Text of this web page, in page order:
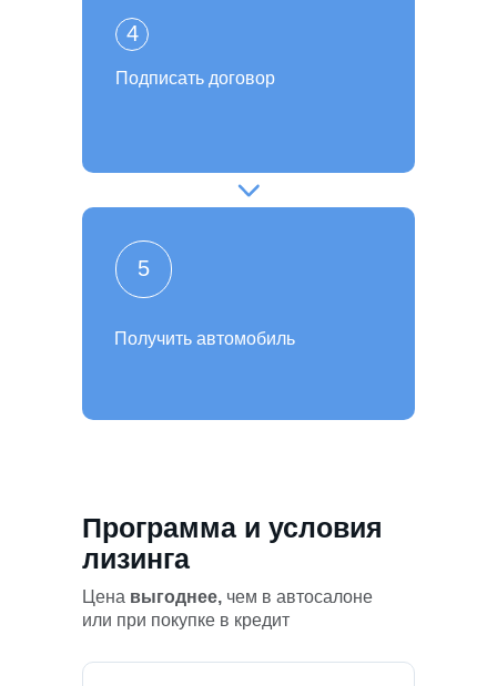
Получить автомобиль
5
Подписать договор
4
Программа и условия
лизинга
Цена выгоднее, чем в автосалоне
или при покупке в кредит